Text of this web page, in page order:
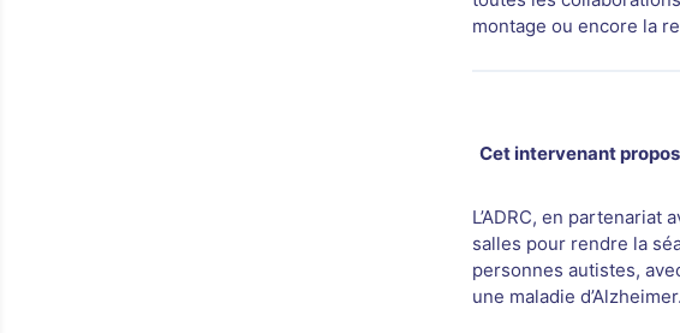
montage ou encore la
Cet intervenant
L’ADRC, en partenariat
salles pour rendre la
personnes autistes,
une maladie